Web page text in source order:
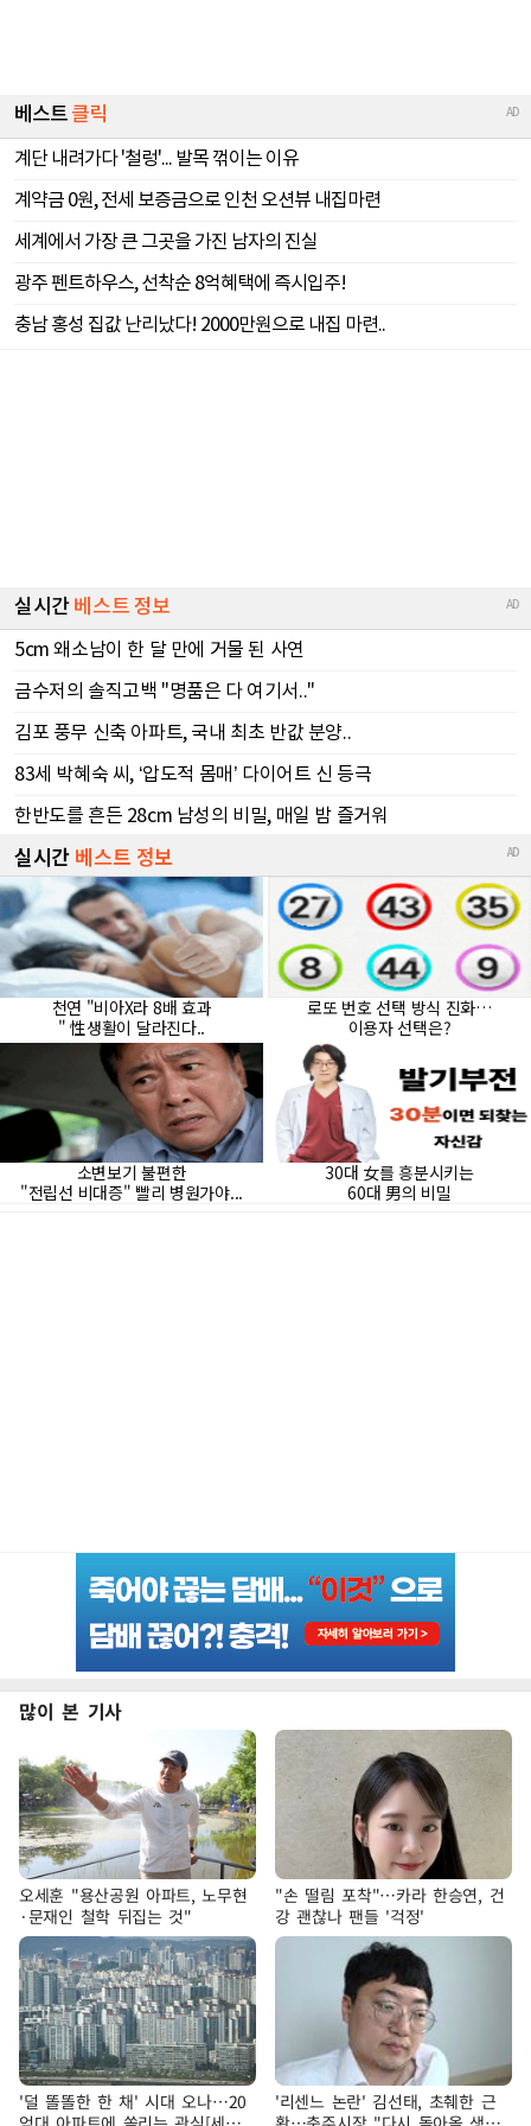
많이 본 기사
오세훈 "용산공원 아파트, 노무현
·문재인 철학 뒤집는 것"
"손 떨림 포착"…카라 한승연, 건
강 괜찮나 팬들 '걱정'
'덜 똘똘한 한 채' 시대 오나…20
'리센느 논란' 김선태, 초췌한 근